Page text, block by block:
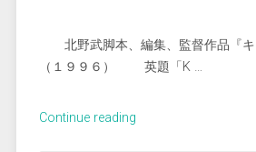
北野武脚本、編集、監督作品『キ
（１９９６） 英題「K …
Continue reading“（映